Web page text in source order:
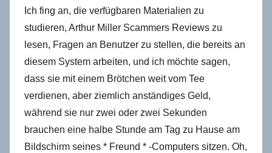
Ich fing an, die verfügbaren Materialien zu
studieren, Arthur Miller Scammers Reviews zu
lesen, Fragen an Benutzer zu stellen, die bereits an
diesem System arbeiten, und ich möchte sagen,
dass sie mit einem Brötchen weit vom Tee
verdienen, aber ziemlich anständiges Geld,
während sie nur zwei oder zwei Sekunden
brauchen eine halbe Stunde am Tag zu Hause am
Bildschirm seines * Freund * -Computers sitzen. Oh,